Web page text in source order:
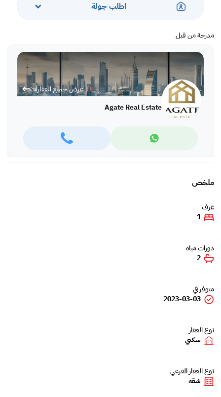
اطلب جولة
مدرجة من قبل
عرض جميع العقارات
Agate Real Estate
ملخص
غرف
1
دورات مياه
2
متوفر في
2023-03-03
نوع العقار
سكني
نوع العقار الفرعي
شقة